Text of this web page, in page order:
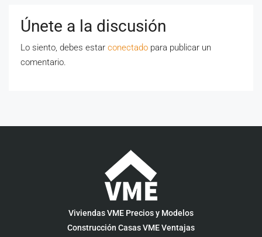
Únete a la discusión
Lo siento, debes estar conectado para publicar un
comentario.
Viviendas VME Precios y Modelos
Construcción Casas VME Ventajas